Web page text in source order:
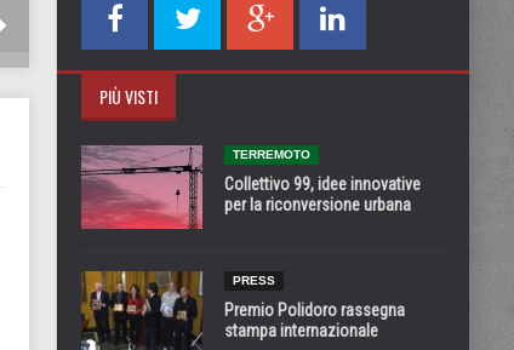
PIÙ VISTI
TERREMOTO
Collettivo 99, idee innovative
per la riconversione urbana
PRESS
Premio Polidoro rassegna
stampa internazionale